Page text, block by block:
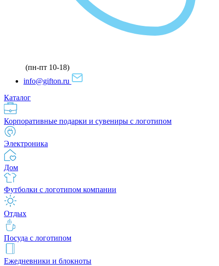
(пн-пт 10-18)
info@gifton.ru
Каталог
Корпоративные подарки и сувениры с логотипом
Электроника
Дом
Футболки с логотипом компании
Отдых
Посуда с логотипом
Ежедневники и блокноты